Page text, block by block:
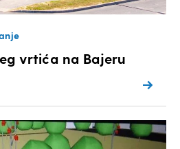
vrtića na Bajeru